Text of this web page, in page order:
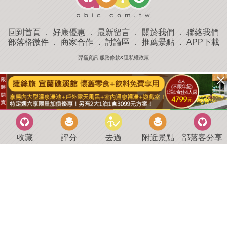
回到首頁 ． 好康優惠 ． 最新留言 ． 關於我們 ． 聯絡我們
部落格微件． 商家合作． 討論區 ． 推薦景點． APP下載
羿磊資訊 服務條款&隱私權政策
收藏 評分 去過 附近景點 部落客分享